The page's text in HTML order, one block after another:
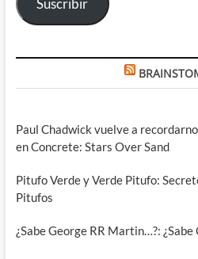
Suscribir
Paul Chadwick vuelve a
en Concrete: Stars Over Sand
Pitufo Verde y Verde Pitufo:
Pitufos
¿Sabe George RR Martin…?: